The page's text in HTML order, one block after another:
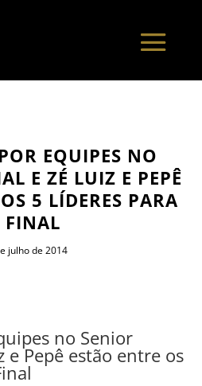
EQUIPES NO
E ZÉ LUIZ E PEPÊ
5 LÍDERES PARA
FINAL
julho de 2014
no Senior
e Pepê estão entre os